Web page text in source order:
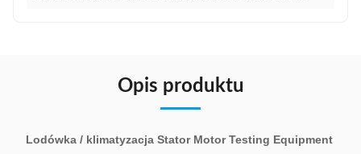
Opis produktu
Lodówka / klimatyzacja Stator Motor Testing Equipment